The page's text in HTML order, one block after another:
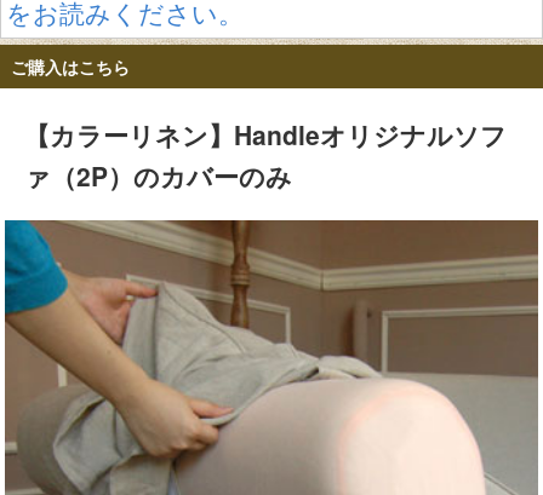
をお読みください。
ご購入はこちら
【カラーリネン】Handleオリジナルソフ
ァ（2P）のカバーのみ